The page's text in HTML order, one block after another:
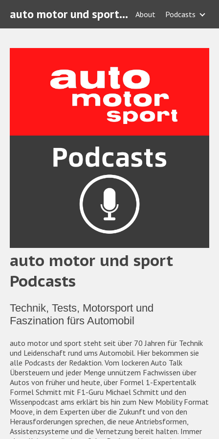
auto motor und sport Podcasts About Podcasts
auto motor und sport
Podcasts
Technik, Tests, Motorsport und
Faszination fürs Automobil
auto motor und sport steht seit über 70 Jahren für Technik
und Leidenschaft rund ums Automobil. Hier bekommen sie
alle Podcasts der Redaktion. Vom lockeren Auto Talk
Übersteuern und jeder Menge unnützem Fachwissen über
Autos von früher und heute, über Formel 1-Expertentalk
Formel Schmitt mit F1-Guru Michael Schmitt und den
Wissenpodcast ams erklärt bis hin zum New Mobility Format
Moove, in dem Experten über die Zukunft und von den
Herausforderungen sprechen, die neue Antriebsformen,
Assistenzsysteme und die Vernetzung bereit halten. Immer